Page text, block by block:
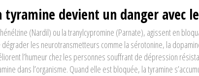
tyramine devient un danger avec
(Nardil) ou la tranylcypromine (Parnate), agissent en
les neurotransmetteurs comme la sérotonine, la
l’humeur chez les personnes souffrant de dépression
dans l’organisme. Quand elle est bloquée, la tyramine